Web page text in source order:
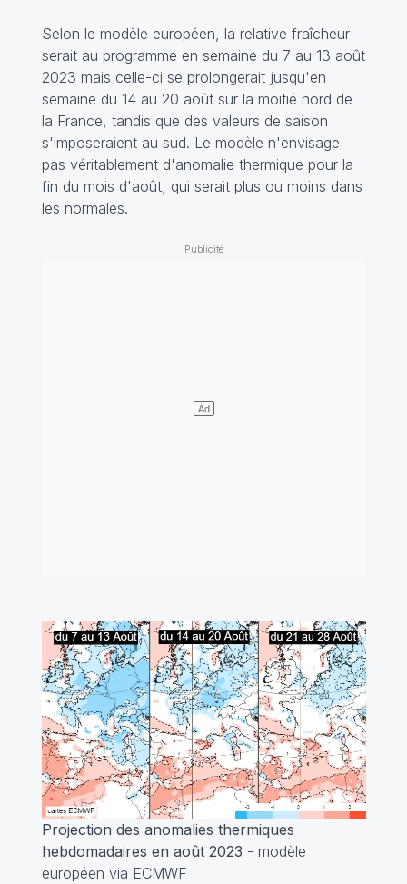
Selon le modèle européen, la relative fraîcheur
serait au programme en semaine du 7 au 13 août
2023 mais celle-ci se prolongerait jusqu'en
semaine du 14 au 20 août sur la moitié nord de
la France, tandis que des valeurs de saison
s'imposeraient au sud. Le modèle n'envisage
pas véritablement d'anomalie thermique pour la
fin du mois d'août, qui serait plus ou moins dans
les normales.
Projection des anomalies thermiques
hebdomadaires en août 2023 - modèle
européen via ECMWF